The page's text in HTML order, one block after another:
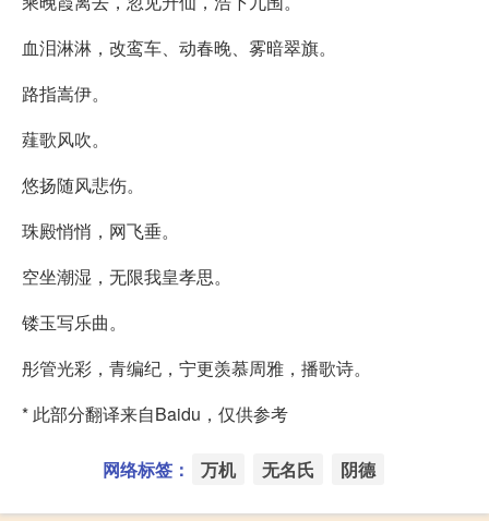
血泪淋淋，改鸾车、动春晚、雾暗翠旗。
路指嵩伊。
薤歌风吹。
悠扬随风悲伤。
珠殿悄悄，网飞垂。
空坐潮湿，无限我皇孝思。
镂玉写乐曲。
彤管光彩，青编纪，宁更羡慕周雅，播歌诗。
* 此部分翻译来自Baidu，仅供参考
网络标签： 万机 无名氏 阴德